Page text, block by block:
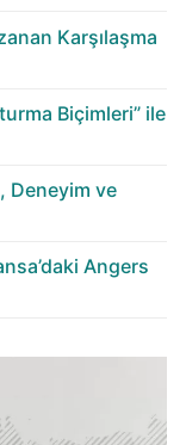
Karşılaşma
Biçimleri” ile
Deneyim ve
Angers